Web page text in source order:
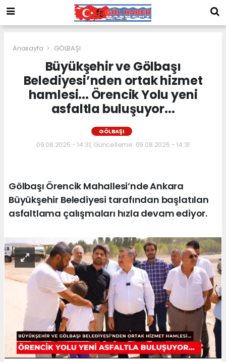
Anasayfa GÖLBAŞI
Büyükşehir ve Gölbaşı
Belediyesi’nden ortak hizmet
hamlesi... Örencik Yolu yeni
asfaltla buluşuyor...
GÖLBAŞI
09.08.2025 - 14:31, Güncelleme: 09.08.2025 - 14:31
Gölbaşı Örencik Mahallesi’nde Ankara
Büyükşehir Belediyesi tarafından başlatılan
asfaltlama çalışmaları hızla devam ediyor.